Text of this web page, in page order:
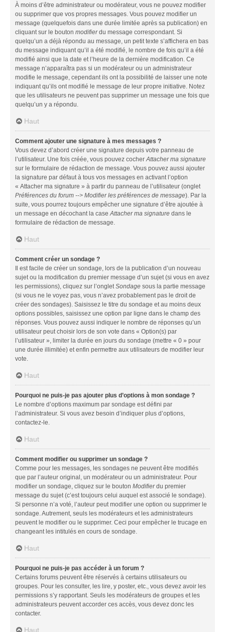
À moins d’être administrateur ou modérateur, vous ne pouvez modifier
ou supprimer que vos propres messages. Vous pouvez modifier un
message (quelquefois dans une durée limitée après sa publication) en
cliquant sur le bouton modifierdu message correspondant. Si
quelqu’un a déjà répondu au message, un petit texte s’affichera en bas
du message indiquant qu’il a été modifié, le nombre de fois qu’il a été
modifié ainsi que la date et l’heure de la dernière modification. Ce
message n’apparaîtra pas si un modérateur ou un administrateur
modifie le message, cependant ils ont la possibilité de laisser une note
indiquant qu’ils ont modifié le message de leur propre initiative. Notez
que les utilisateurs ne peuvent pas supprimer un message une fois que
quelqu’un y a répondu.
Haut
Comment ajouter une signature à mes messages ?
Vous devez d’abord créer une signature depuis votre panneau de
l’utilisateur. Une fois créée, vous pouvez cocherAttacher ma signature
sur le formulaire de rédaction de message. Vous pouvez aussi ajouter
la signature par défaut à tous vos messages en activant l’option
« Attacher ma signature » à partir du panneau de l’utilisateur (onglet
Préférences du forum --> Modifier les préférences de message). Par la
suite, vous pourrez toujours empêcher une signature d’être ajoutée à
un message en décochant la caseAttacher ma signature dans le
formulaire de rédaction de message.
Haut
Comment créer un sondage ?
Il est facile de créer un sondage, lors de la publication d’un nouveau
sujet ou la modification du premier message d’un sujet (si vous en avez
les permissions), cliquez sur l’ongletSondage sous la partie message
(si vous ne le voyez pas, vous n’avez probablement pas le droit de
créer des sondages). Saisissez le titre du sondage et au moins deux
options possibles, saisissez une option par ligne dans le champ des
réponses. Vous pouvez aussi indiquer le nombre de réponses qu’un
utilisateur peut choisir lors de son vote dans « Option(s) par
l’utilisateur », limiter la durée en jours du sondage (mettre « 0 » pour
une durée illimitée) et enfin permettre aux utilisateurs de modifier leur
vote.
Haut
Pourquoi ne puis-je pas ajouter plus d’options à mon sondage ?
Le nombre d’options maximum par sondage est défini par
l’administrateur. Si vous avez besoin d’indiquer plus d’options,
contactez-le.
Haut
Comment modifier ou supprimer un sondage ?
Comme pour les messages, les sondages ne peuvent être modifiés
que par l’auteur original, un modérateur ou un administrateur. Pour
modifier un sondage, cliquez sur le bouton Modifierdu premier
message du sujet (c’est toujours celui auquel est associé le sondage).
Si personne n’a voté, l’auteur peut modifier une option ou supprimer le
sondage. Autrement, seuls les modérateurs et les administrateurs
peuvent le modifier ou le supprimer. Ceci pour empêcher le trucage en
changeant les intitulés en cours de sondage.
Haut
Pourquoi ne puis-je pas accéder à un forum ?
Certains forums peuvent être réservés à certains utilisateurs ou
groupes. Pour les consulter, les lire, y poster, etc., vous devez avoir les
permissions s’y rapportant. Seuls les modérateurs de groupes et les
administrateurs peuvent accorder ces accès, vous devez donc les
contacter.
Haut